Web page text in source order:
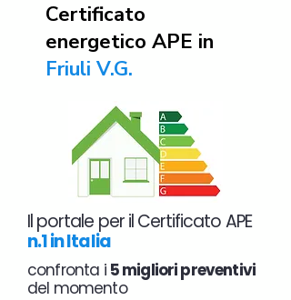
Certificato
energetico APE in
Friuli V.G.
Il portale per il Certificato APE
n.1 in Italia
confronta i 5 migliori preventivi
del momento